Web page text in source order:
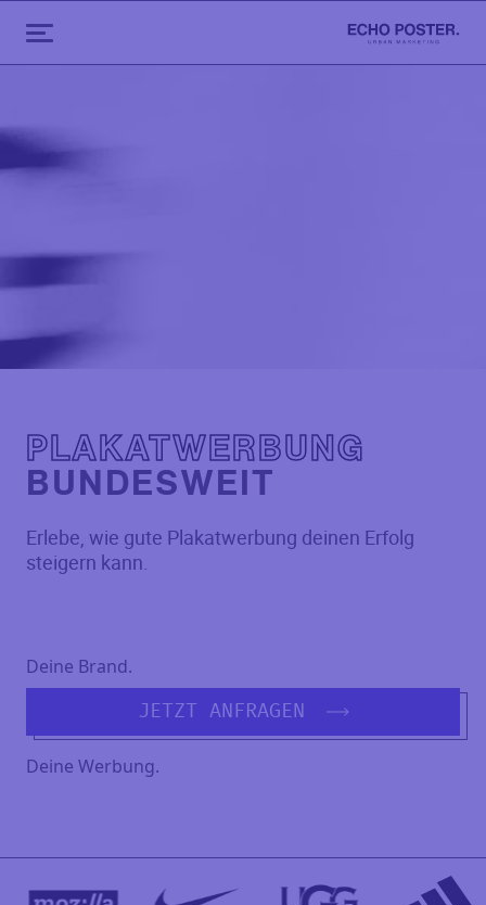
PLAKATWERBUNG
BUNDESWEIT
Erlebe, wie gute Plakatwerbung deinen Erfolg
steigern kann.
Deine Brand.
JETZT ANFRAGEN
Deine Werbung.